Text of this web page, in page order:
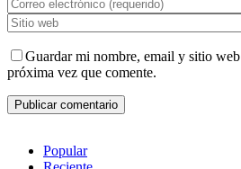
Guardar mi nombre, email y sitio
próxima vez que comente.
Popular